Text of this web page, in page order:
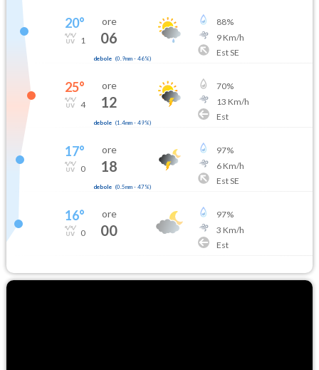
20°
1
ore
06
debole (0.9mm- 46%)
88%
9Km/h
Est SE
25°
4
ore
12
debole (1.4mm- 49%)
70%
13 Km/h
Est
17°
0
ore
18
debole (0.5mm- 47%)
97%
6Km/h
Est SE
16°
0
ore
00
97%
3 Km/h
Est